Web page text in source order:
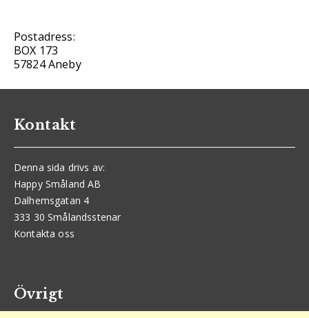
Postadress:
BOX 173
57824 Aneby
Kontakt
Denna sida drivs av:
Happy Småland AB
Dalhemsgatan 4
333 30 Smålandsstenar
Kontakta oss
Övrigt